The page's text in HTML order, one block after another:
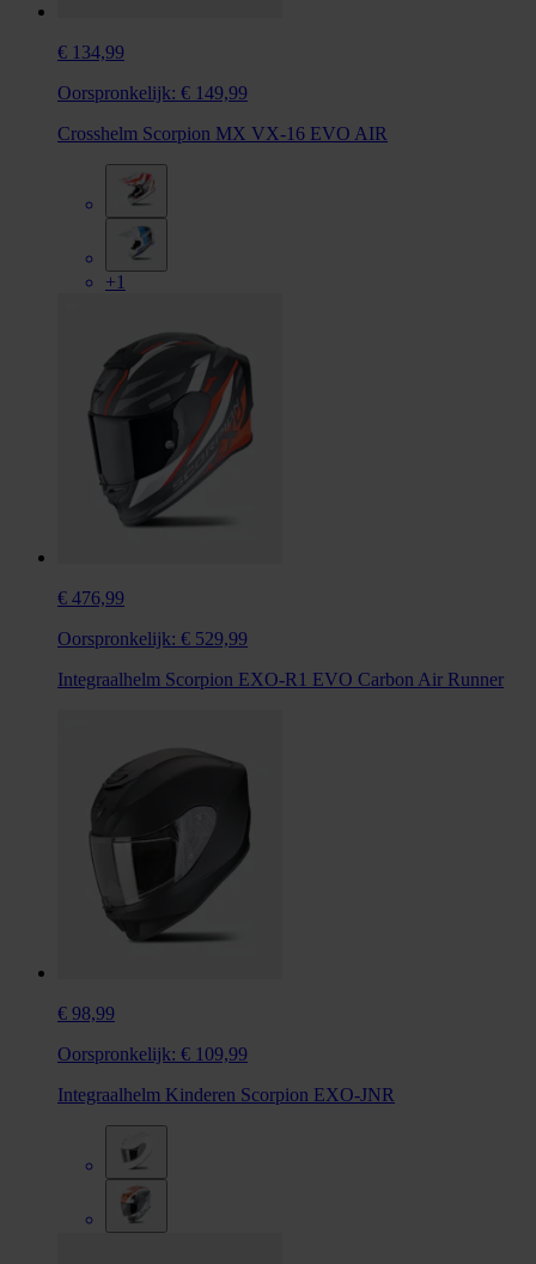
€ 134,99
Oorspronkelijk: € 149,99
Crosshelm Scorpion MX VX-16 EVO AIR
+1
€ 476,99
Oorspronkelijk: € 529,99
Integraalhelm Scorpion EXO-R1 EVO Carbon Air Runner
€ 98,99
Oorspronkelijk: € 109,99
Integraalhelm Kinderen Scorpion EXO-JNR